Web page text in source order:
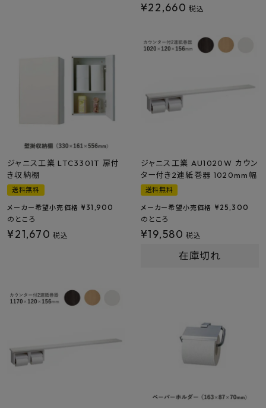
¥22,660 税込
ジャニス工業 LTC3301T 扉付
き収納棚
送料無料
メーカー希望小売価格 ¥ 31,900
のところ
¥21,670 税込
ジャニス工業 AU1020W カウン
ター付き2連紙巻器 1020mm幅
送料無料
メーカー希望小売価格 ¥ 25,300
のところ
¥19,580 税込
在庫切れ